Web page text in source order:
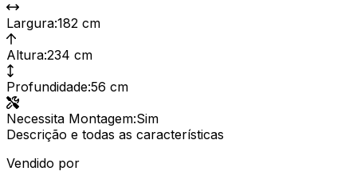
Largura:182 cm
Altura:234 cm
Profundidade:56 cm
Necessita Montagem:Sim
Descrição e todas as características
Vendido por